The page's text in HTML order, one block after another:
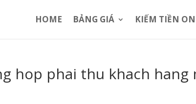
HOME BẢNG GIÁ KIẾM TIỀN
hop phai thu khach hang